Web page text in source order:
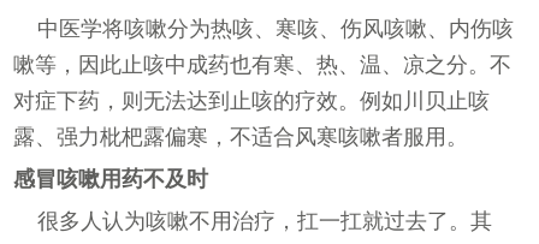
中医学将咳嗽分为热咳、寒咳、伤风咳嗽、内伤咳
嗽等，因此止咳中成药也有寒、热、温、凉之分。不
对症下药，则无法达到止咳的疗效。例如川贝止咳
露、强力枇杷露偏寒，不适合风寒咳嗽者服用。
感冒咳嗽用药不及时
很多人认为咳嗽不用治疗，扛一扛就过去了。其